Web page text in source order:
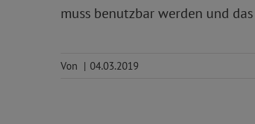
muss benutzbar werden und
Von | 04.03.2019